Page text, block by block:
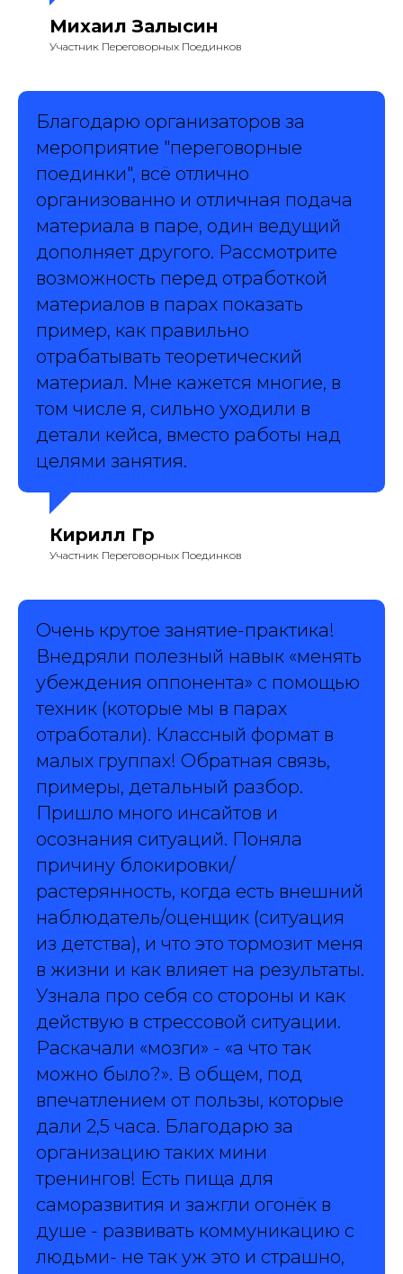
Михаил Залысин
Участник Переговорных Поединков
Благодарю организаторов за
мероприятие "переговорные
поединки", всё отлично
организованно и отличная подача
материала в паре, один ведущий
дополняет другого. Рассмотрите
возможность перед отработкой
материалов в парах показать
пример, как правильно
отрабатывать теоретический
материал. Мне кажется многие, в
том числе я, сильно уходили в
детали кейса, вместо работы над
целями занятия.
Кирилл Гр
Участник Переговорных Поединков
Очень крутое занятие-практика!
Внедряли полезный навык «менять
убеждения оппонента» с помощью
техник (которые мы в парах
отработали). Классный формат в
малых группах! Обратная связь,
примеры, детальный разбор.
Пришло много инсайтов и
осознания ситуаций. Поняла
причину блокировки/
растерянность, когда есть внешний
наблюдатель/оценщик (ситуация
из детства), и что это тормозит меня
в жизни и как влияет на результаты.
Узнала про себя со стороны и как
действую в стрессовой ситуации.
Раскачали «мозги» - «а что так
можно было?». В общем, под
впечатлением от пользы, которые
дали 2,5 часа. Благодарю за
организацию таких мини
тренингов! Есть пища для
саморазвития и зажгли огонёк в
душе - развивать коммуникацию с
людьми- не так уж это и страшно,